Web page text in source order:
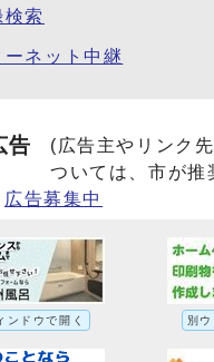
索
ーネット中継
告
(広告主やリンク
ついては、市が推
広告募集中
ンドウで開く 別